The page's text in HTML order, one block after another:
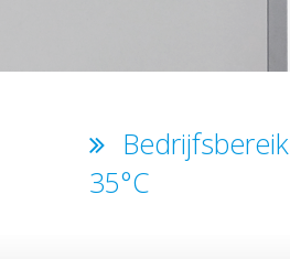
35°C